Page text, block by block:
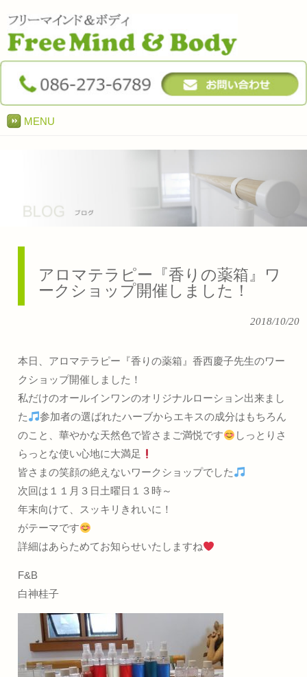
MENU
アロマテラピー『香りの薬箱』ワ
ークショップ開催しました！
2018/10/20
本日、アロマテラピー『香りの薬箱』香西慶子先生のワー
クショップ開催しました！
私だけのオールインワンのオリジナルローション出来まし
た
参加者の選ばれたハーブからエキスの成分はもちろん
のこと、華やかな天然色で皆さまご満悦です
しっとりさ
らっとな使い心地に大満足
皆さまの笑顔の絶えないワークショップでした
次回は１１月３日土曜日１３時～
年末向けて、スッキリきれいに！
がテーマです
詳細はあらためてお知らせいたしますね
F&B
白神桂子